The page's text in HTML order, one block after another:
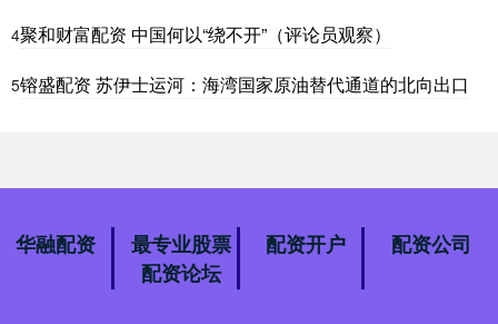
4聚和财富配资 中国何以“绕不开”（评论员观察）
5镕盛配资 苏伊士运河：海湾国家原油替代通道的北向出口
华融配资
最专业股票
配资论坛
配资开户 配资公司